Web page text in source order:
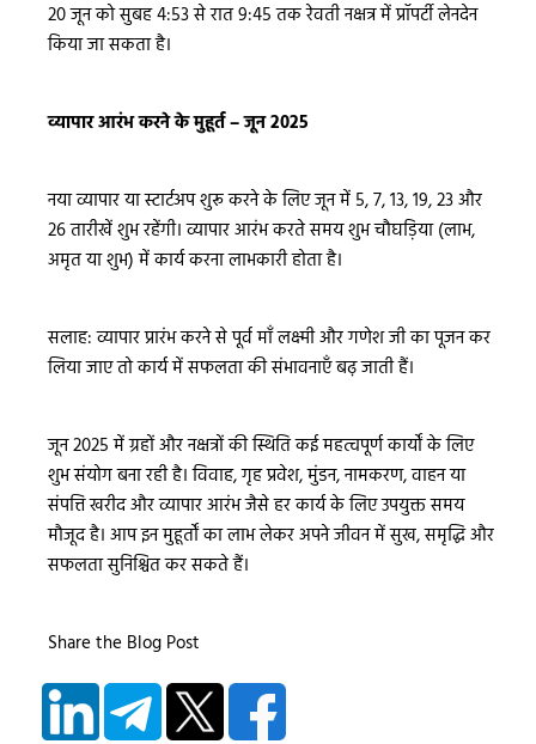
20 जून को सुबह 4:53 से रात 9:45 तक रेवती नक्षत्र में प्रॉपर्टी लेनदेन
किया जा सकता है।
व्यापार आरंभ करने के मुहूर्त – जून 2025
नया व्यापार या स्टार्टअप शुरू करने के लिए जून में 5, 7, 13, 19, 23 और
26 तारीखें शुभ रहेंगी। व्यापार आरंभ करते समय शुभ चौघड़िया (लाभ,
अमृत या शुभ) में कार्य करना लाभकारी होता है।
सलाह: व्यापार प्रारंभ करने से पूर्व माँ लक्ष्मी और गणेश जी का पूजन कर
लिया जाए तो कार्य में सफलता की संभावनाएँ बढ़ जाती हैं।
जून 2025 में ग्रहों और नक्षत्रों की स्थिति कई महत्वपूर्ण कार्यों के लिए
शुभ संयोग बना रही है। विवाह, गृह प्रवेश, मुंडन, नामकरण, वाहन या
संपत्ति खरीद और व्यापार आरंभ जैसे हर कार्य के लिए उपयुक्त समय
मौजूद है। आप इन मुहूर्तों का लाभ लेकर अपने जीवन में सुख, समृद्धि और
सफलता सुनिश्चित कर सकते हैं।
Share the Blog Post